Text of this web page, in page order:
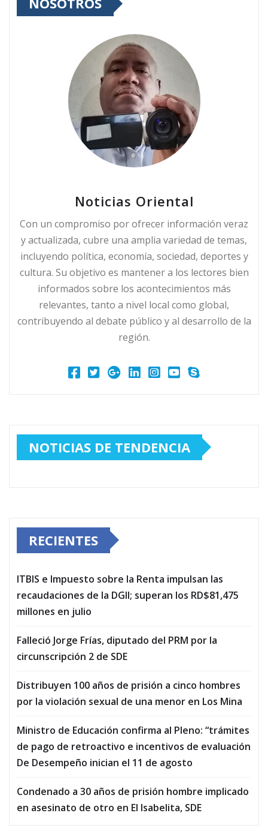
Noticias Oriental
Con un compromiso por ofrecer información veraz
y actualizada, cubre una amplia variedad de temas,
incluyendo política, economía, sociedad, deportes y
cultura. Su objetivo es mantener a los lectores bien
informados sobre los acontecimientos más
relevantes, tanto a nivel local como global,
contribuyendo al debate público y al desarrollo de la
región.
NOTICIAS DE TENDENCIA
RECIENTES
ITBIS e Impuesto sobre la Renta impulsan las
recaudaciones de la DGII; superan los RD$81,475
millones en julio
Falleció Jorge Frías, diputado del PRM por la
circunscripción 2 de SDE
Distribuyen 100 años de prisión a cinco hombres
por la violación sexual de una menor en Los Mina
Ministro de Educación confirma al Pleno: “trámites
de pago de retroactivo e incentivos de evaluación
De Desempeño inician el 11 de agosto
Condenado a 30 años de prisión hombre implicado
en asesinato de otro en El Isabelita, SDE